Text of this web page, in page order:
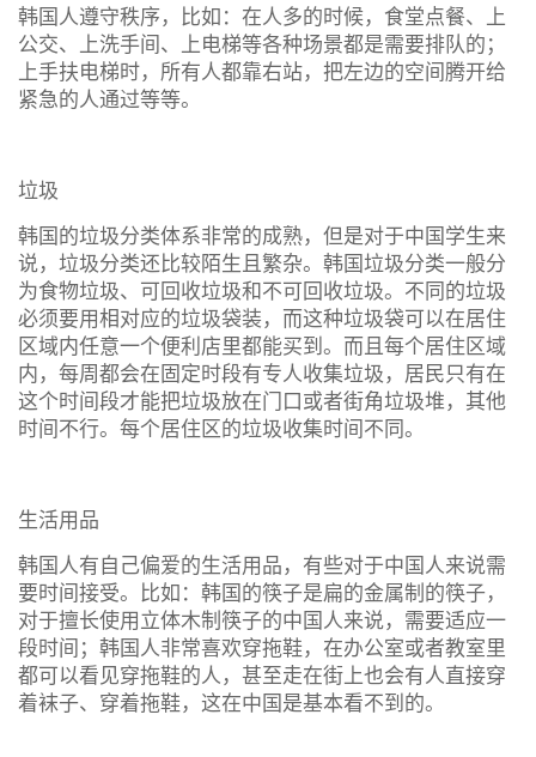
韩国人遵守秩序，比如：在人多的时候，食堂点餐、上
公交、上洗手间、上电梯等各种场景都是需要排队的；
上手扶电梯时，所有人都靠右站，把左边的空间腾开给
紧急的人通过等等。
垃圾
韩国的垃圾分类体系非常的成熟，但是对于中国学生来
说，垃圾分类还比较陌生且繁杂。韩国垃圾分类一般分
为食物垃圾、可回收垃圾和不可回收垃圾。不同的垃圾
必须要用相对应的垃圾袋装，而这种垃圾袋可以在居住
区域内任意一个便利店里都能买到。而且每个居住区域
内，每周都会在固定时段有专人收集垃圾，居民只有在
这个时间段才能把垃圾放在门口或者街角垃圾堆，其他
时间不行。每个居住区的垃圾收集时间不同。
生活用品
韩国人有自己偏爱的生活用品，有些对于中国人来说需
要时间接受。比如：韩国的筷子是扁的金属制的筷子，
对于擅长使用立体木制筷子的中国人来说，需要适应一
段时间；韩国人非常喜欢穿拖鞋，在办公室或者教室里
都可以看见穿拖鞋的人，甚至走在街上也会有人直接穿
着袜子、穿着拖鞋，这在中国是基本看不到的。